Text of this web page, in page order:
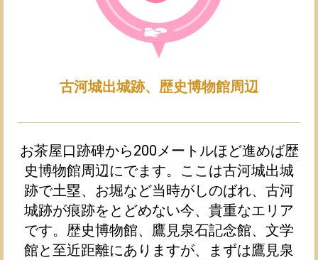
古河城出城跡、歴史博物館周辺​
お茶屋口跡碑から200メートルほど進めば歴
史博物館周辺にでます。ここは古河城出城
跡で土塁、お堀など当時がしのばれ、古河
城跡が痕跡をとどめない今、貴重なエリア
です。歴史博物館、鷹見泉石記念館、文学
館と至近距離にありますが、まずは鷹見泉